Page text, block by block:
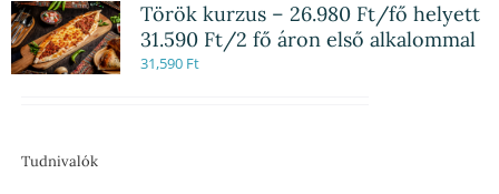
Török kurzus – 26.980 Ft/fő helyett
31.590 Ft/2 fő áron első alkalommal
31,590 Ft
Tudnivalók